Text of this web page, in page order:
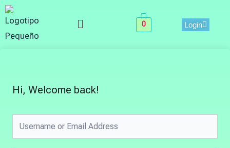
Skip
to
content
Menu 0 Login
Hi, Welcome back!